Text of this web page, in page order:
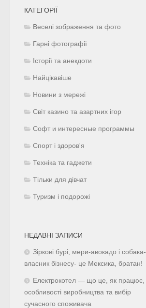
КАТЕГОРІЇ
Веселі зображення та фото
Гарні фотографії
Історії та анекдоти
Найцікавіше
Новини з мережі
Світ казино та азартних ігор
Софт и интересные программы
Спорт і здоров'я
Техніка та гаджети
Тільки для дівчат
Туризм і подорожі
НЕДАВНІ ЗАПИСИ
Зіркові бурі, мери-авокадо і собака-
власник бізнесу- це Мексика, братан!
Електрокотел — що це, як працює,
особливості виробництва та вибір
сучасного споживача